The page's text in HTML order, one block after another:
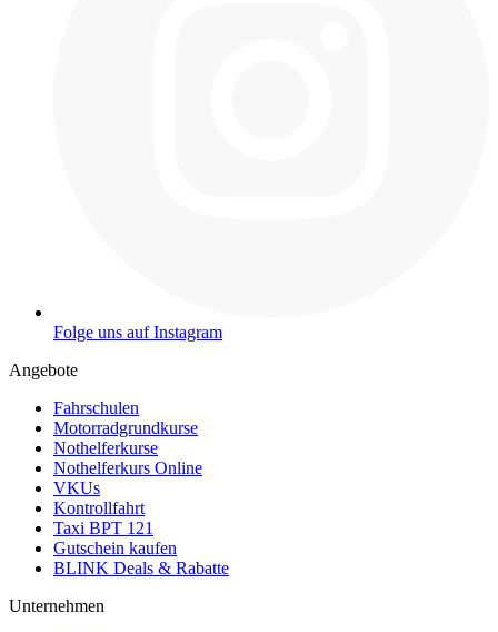
Folge uns auf Instagram
Angebote
Fahrschulen
Motorradgrundkurse
Nothelferkurse
Nothelferkurs Online
VKUs
Kontrollfahrt
Taxi BPT 121
Gutschein kaufen
BLINK Deals & Rabatte
Unternehmen